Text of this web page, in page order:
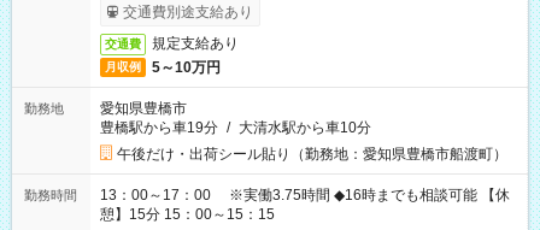
交通費別途支給あり
交通費 規定支給あり
月収例 5～10万円
勤務地
愛知県豊橋市
豊橋駅から車19分 / 大清水駅から車10分
午後だけ・出荷シール貼り（勤務地：愛知県豊橋市船渡町）
勤務時間
13：00～17：00 ※実働3.75時間 ◆16時までも相談可能 【休
憩】15分 15：00～15：15